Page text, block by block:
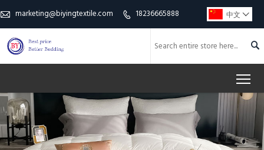
 marketing@biyingtextile.com  18236665888 中文 
